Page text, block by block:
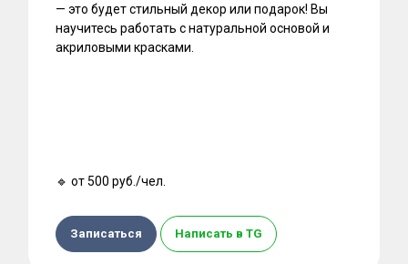
— это будет стильный декор или подарок! Вы
научитесь работать с натуральной основой и
акриловыми красками.
🔹 от 500 руб./чел.
Записаться Написать в TG